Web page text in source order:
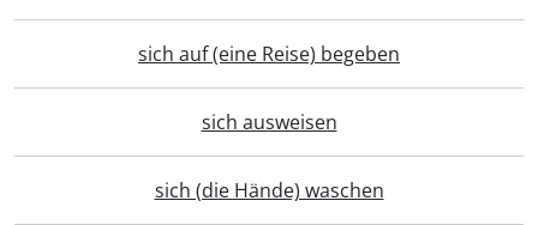
sich auf (eine Reise) begeben
sich ausweisen
sich (die Hände) waschen